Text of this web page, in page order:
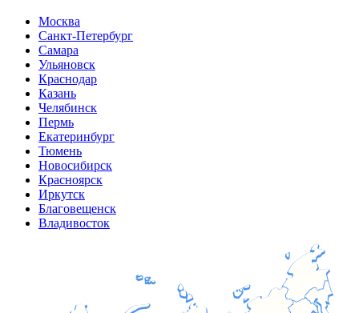
Москва
Санкт-Петербург
Самара
Ульяновск
Краснодар
Казань
Челябинск
Пермь
Екатеринбург
Тюмень
Новосибирск
Красноярск
Иркутск
Благовещенск
Владивосток